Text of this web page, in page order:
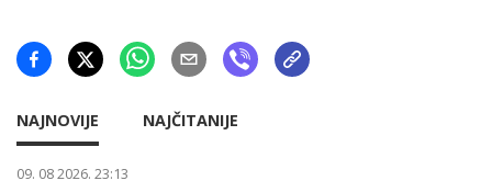
NAJNOVIJE NAJČITANIJE
09. 08 2026. 23:13